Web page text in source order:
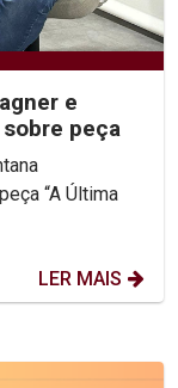
e
peça
“A Última
LER MAIS